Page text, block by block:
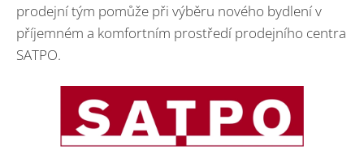
prodejní tým pomůže při výběru nového bydlení v
příjemném a komfortním prostředí prodejního centra
SATPO.